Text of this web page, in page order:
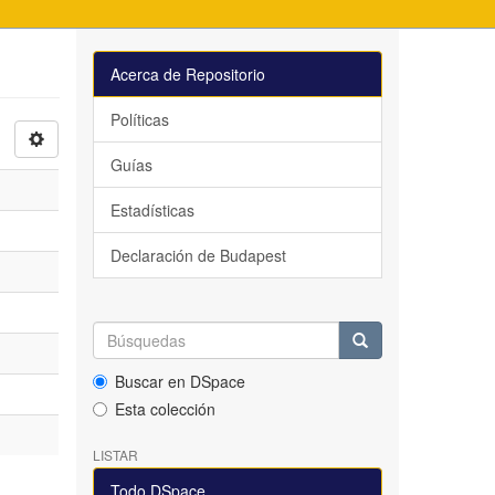
Acerca de Repositorio
Políticas
Guías
Estadísticas
Declaración de Budapest
Buscar en DSpace
Esta colección
LISTAR